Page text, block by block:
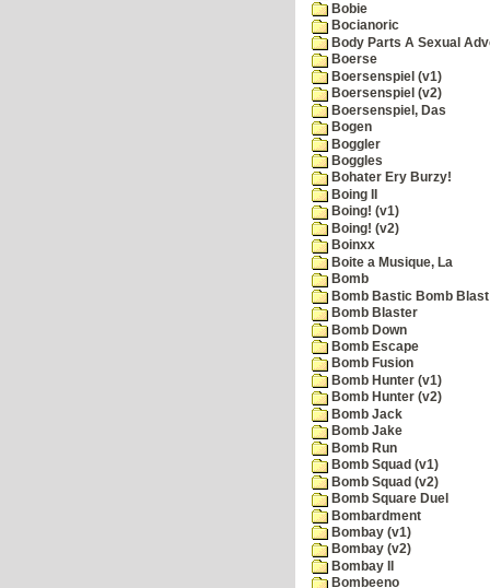
Bobie
Bocianoric
Body Parts A Sexual
Boerse
Boersenspiel (v1)
Boersenspiel (v2)
Boersenspiel, Das
Bogen
Boggler
Boggles
Bohater Ery Burzy!
Boing II
Boing! (v1)
Boing! (v2)
Boinxx
Boite a Musique, La
Bomb
Bomb Bastic Bomb
Bomb Blaster
Bomb Down
Bomb Escape
Bomb Fusion
Bomb Hunter (v1)
Bomb Hunter (v2)
Bomb Jack
Bomb Jake
Bomb Run
Bomb Squad (v1)
Bomb Squad (v2)
Bomb Square Duel
Bombardment
Bombay (v1)
Bombay (v2)
Bombay II
Bombeeno